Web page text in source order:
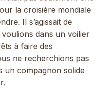
la croisière mondiale
Il s’agissait de
dans un voilier
à faire des
ne recherchions pas
un compagnon solide